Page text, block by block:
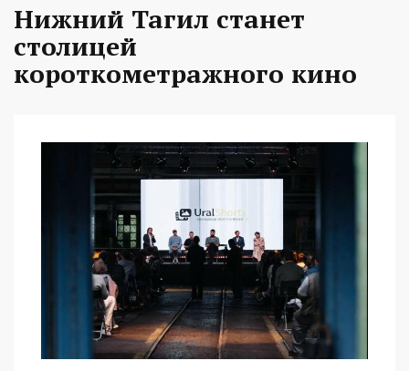
Нижний Тагил станет
столицей
короткометражного кино